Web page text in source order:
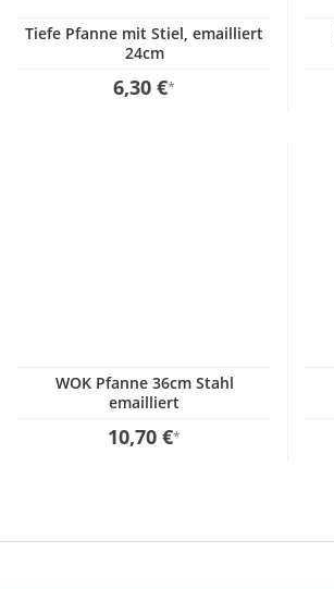
Tiefe Pfanne mit Stiel, emailliert
24cm
6,30 €*
WOK Pfanne 36cm Stahl
emailliert
10,70 €*